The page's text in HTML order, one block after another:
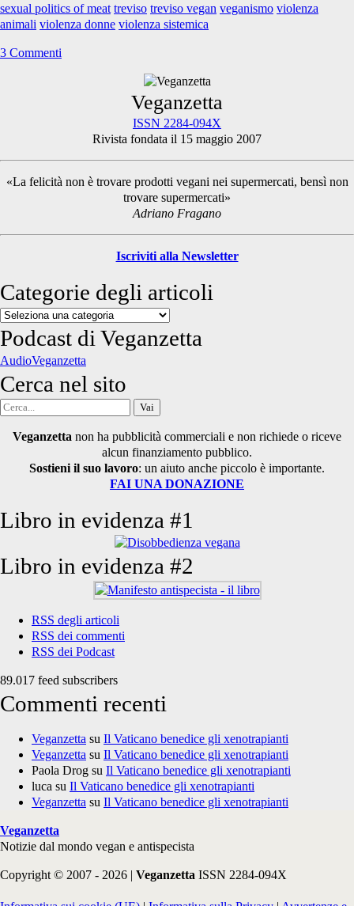
sexual politics of meat treviso treviso vegan veganismo violenza
animali violenza donne violenza sistemica
3 Commenti
Sidebar
Veganzetta
ISSN 2284-094X
Rivista fondata il 15 maggio 2007
«La felicità non è trovare prodotti vegani nei supermercati, bensì non
trovare supermercati»
Adriano Fragano
Iscriviti alla Newsletter
Categorie degli articoli
Categorie
degli
articoli
Podcast di Veganzetta
AudioVeganzetta
Cerca nel sito
Cerca
Veganzetta non ha pubblicità commerciali e non richiede o riceve
alcun finanziamento pubblico.
Sostieni il suo lavoro: un aiuto anche piccolo è importante.
FAI UNA DONAZIONE
Libro in evidenza #1
Libro in evidenza #2
RSS degli articoli
RSS dei commenti
RSS dei Podcast
89.017 feed subscribers
Commenti recenti
Veganzetta su Il Vaticano benedice gli xenotrapianti
Veganzetta su Il Vaticano benedice gli xenotrapianti
Paola Drog su Il Vaticano benedice gli xenotrapianti
luca su Il Vaticano benedice gli xenotrapianti
Veganzetta su Il Vaticano benedice gli xenotrapianti
Veganzetta
Notizie dal mondo vegan e antispecista
Copyright © 2007 - 2026 | Veganzetta ISSN 2284-094X